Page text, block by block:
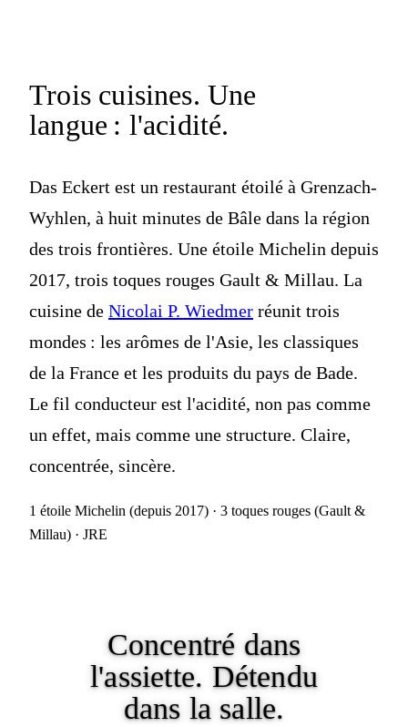
Trois cuisines.Une
langue : l'acidité.
Das Eckert est un restaurant étoilé à Grenzach-
Wyhlen, à huit minutes de Bâle dans la région
des trois frontières. Une étoile Michelin depuis
2017, trois toques rouges Gault & Millau. La
cuisine de Nicolai P. Wiedmer réunit trois
mondes : les arômes de l'Asie, les classiques
de la France et les produits du pays de Bade.
Le fil conducteur est l'acidité, non pas comme
un effet, mais comme une structure. Claire,
concentrée, sincère.
1 étoile Michelin (depuis 2017) · 3 toques rouges (Gault &
Millau) · JRE
Concentré dans
l'assiette. Détendu
dans la salle.